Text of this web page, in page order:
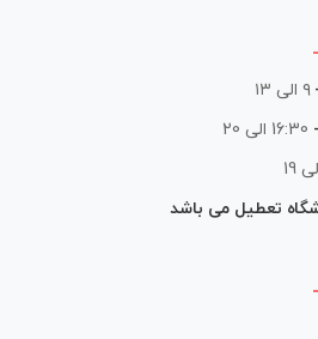
۹ الی ۱۳
16:30 الی 20
تعطیل می باشد